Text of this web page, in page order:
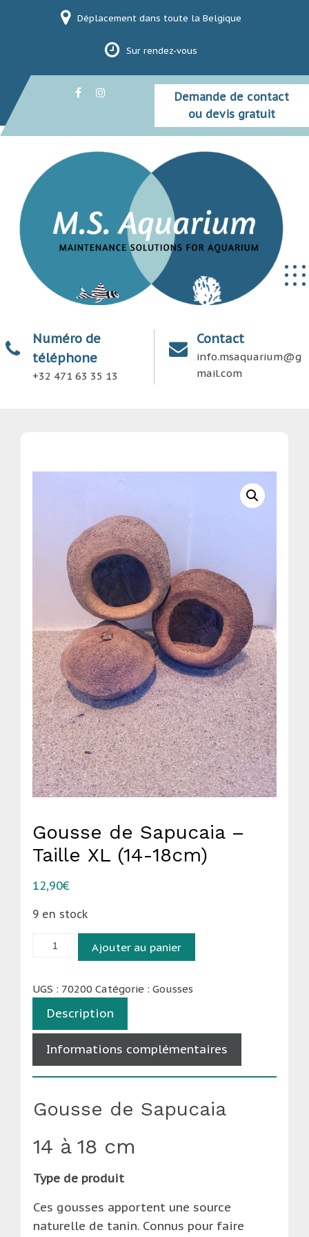
Déplacement dans toute la Belgique
Sur rendez-vous
Demande de contact
ou devis gratuit
Numéro de
téléphone
+32 471 63 35 13
Contact
info.msaquarium@g
mail.com
Gousse de Sapucaia –
Taille XL (14-18cm)
12,90€
9 en stock
quantité
de
Sapucaia
-
Taille
18cm)
Ajouter au panier
UGS : 70200 Catégorie : Gousses
Description
Informations complémentaires
Gousse de Sapucaia
14 à 18 cm
Type de produit
Ces gousses apportent une source
naturelle de tanin. Connus pour faire